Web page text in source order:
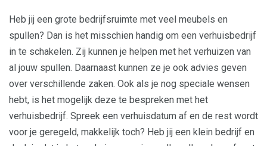
Heb jij een grote bedrijfsruimte met veel meubels en
spullen? Dan is het misschien handig om een verhuisbedrijf
in te schakelen. Zij kunnen je helpen met het verhuizen van
al jouw spullen. Daarnaast kunnen ze je ook advies geven
over verschillende zaken. Ook als je nog speciale wensen
hebt, is het mogelijk deze te bespreken met het
verhuisbedrijf. Spreek een verhuisdatum af en de rest wordt
voor je geregeld, makkelijk toch? Heb jij een klein bedrijf en